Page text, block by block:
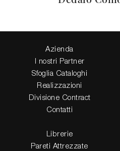
Azienda
I nostri Partner
Sfoglia Cataloghi
Realizzazioni
Divisione Contract
Contatti
Librerie
Pareti Attrezzate